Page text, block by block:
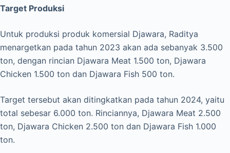
Target Produksi
Untuk produksi produk komersial Djawara, Raditya
menargetkan pada tahun 2023 akan ada sebanyak 3.500
ton, dengan rincian Djawara Meat 1.500 ton, Djawara
Chicken 1.500 ton dan Djawara Fish 500 ton.
Target tersebut akan ditingkatkan pada tahun 2024, yaitu
total sebesar 6.000 ton. Rinciannya, Djawara Meat 2.500
ton, Djawara Chicken 2.500 ton dan Djawara Fish 1.000
ton.